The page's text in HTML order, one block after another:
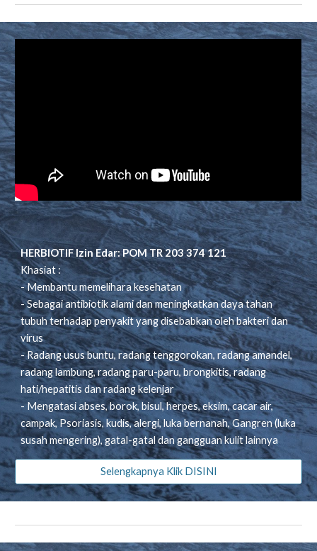
HERBIOTIF Izin Edar: POM TR 203 374 121
Khasiat :
- Membantu memelihara kesehatan
- Sebagai antibiotik alami dan meningkatkan daya tahan
tubuh terhadap penyakit yang disebabkan oleh bakteri dan
virus
- Radang usus buntu, radang tenggorokan, radang amandel,
radang lambung, radang paru-paru, brongkitis, radang
hati/hepatitis dan radang kelenjar
- Mengatasi abses, borok, bisul, herpes, eksim, cacar air,
campak, Psoriasis, kudis, alergi, luka bernanah, Gangren (luka
susah mengering), gatal-gatal dan gangguan kulit lainnya
Selengkapnya Klik DISINI